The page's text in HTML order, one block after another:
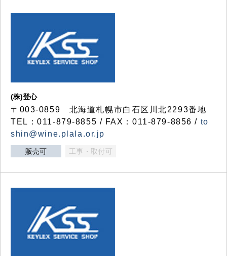
(株)登心
〒003-0859 北海道札幌市白石区川北2293番地
TEL：011-879-8855 / FAX：011-879-8856 / to
shin@wine.plala.or.jp
販売可 工事・取付可